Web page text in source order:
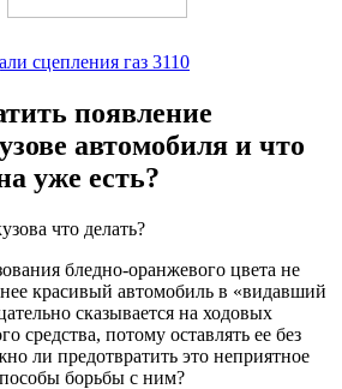
сцепления газ 3110
появление
автомобиля и что
уже есть?
бледно-оранжевого цвета не
красивый автомобиль в «видавший
сказывается на ходовых
средства, потому оставлять ее без
ли предотвратить это неприятное
борьбы с ним?